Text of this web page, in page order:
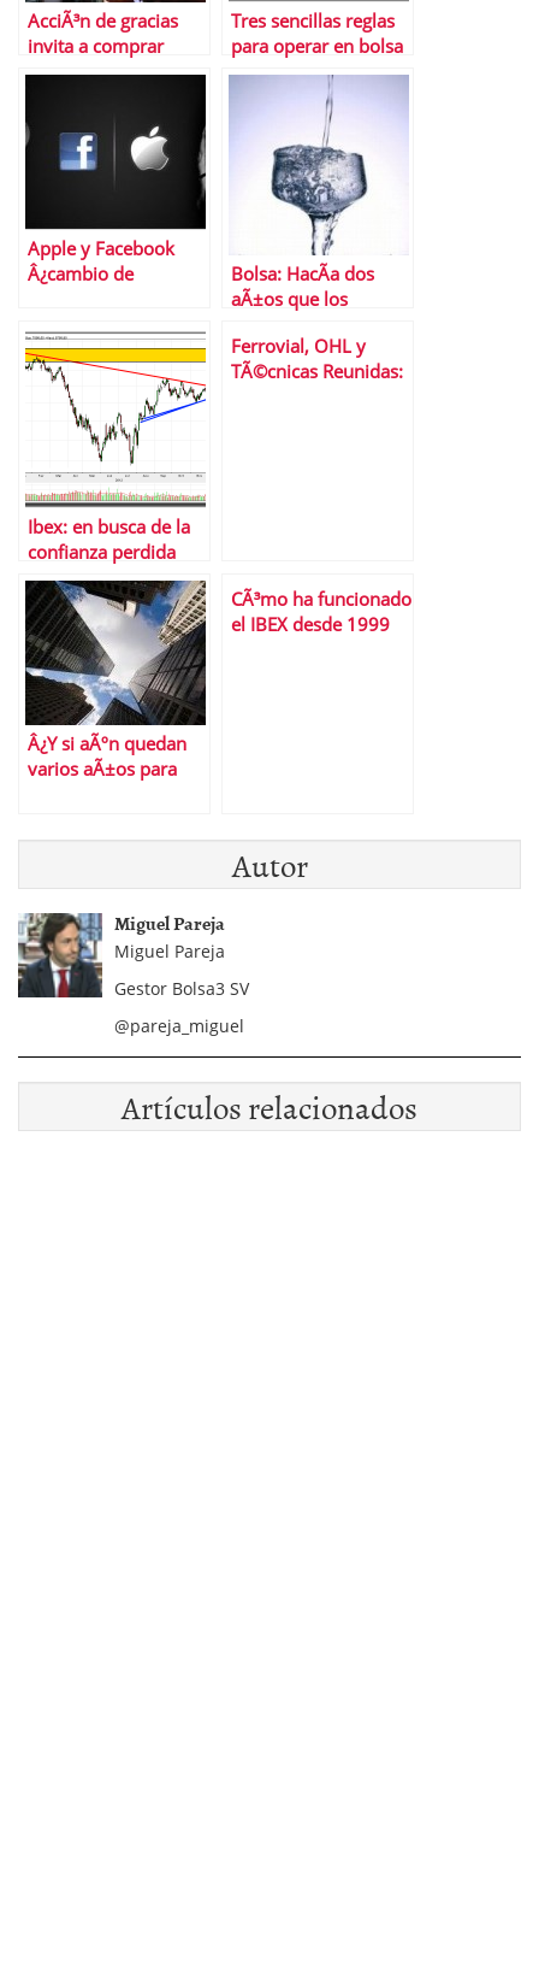
AcciÃ³n de gracias
invita a comprar
bolsa americana
Tres sencillas reglas
para operar en bolsa
Apple y Facebook
Â¿cambio de
Bolsa: HacÃ­a dos
aÃ±os que los
tan optimistas
Ibex: en busca de la
confianza perdida
Ferrovial, OHL y
TÃ©cnicas Reunidas:
Â¿Y si aÃºn quedan
varios aÃ±os para
bajista?
CÃ³mo ha funcionado
el IBEX desde 1999
Autor
Miguel Pareja
Miguel Pareja
Gestor Bolsa3 SV
@pareja_miguel
Artículos relacionados